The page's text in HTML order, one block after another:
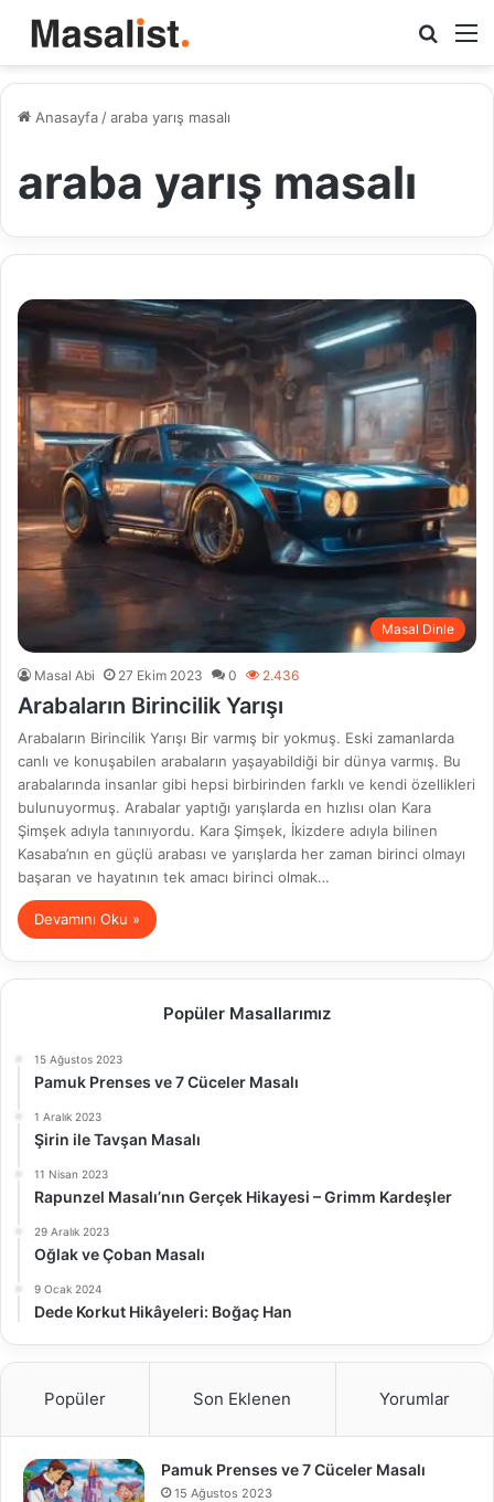
Arama
yap
Anasayfa /araba yarış masalı
araba yarış masalı
Masal Dinle
Masal Abi 27 Ekim 2023 0 2.436
Arabaların Birincilik Yarışı
Arabaların Birincilik Yarışı Bir varmış bir yokmuş. Eski zamanlarda
canlı ve konuşabilen arabaların yaşayabildiği bir dünya varmış. Bu
arabalarında insanlar gibi hepsi birbirinden farklı ve kendi özellikleri
bulunuyormuş. Arabalar yaptığı yarışlarda en hızlısı olan Kara
Şimşek adıyla tanınıyordu. Kara Şimşek, İkizdere adıyla bilinen
Kasaba’nın en güçlü arabası ve yarışlarda her zaman birinci olmayı
başaran ve hayatının tek amacı birinci olmak…
Devamını Oku »
Popüler Masallarımız
15 Ağustos 2023
Pamuk Prenses ve 7 Cüceler Masalı
1 Aralık 2023
Şirin ile Tavşan Masalı
11 Nisan 2023
Rapunzel Masalı’nın Gerçek Hikayesi – Grimm Kardeşler
29 Aralık 2023
Oğlak ve Çoban Masalı
9 Ocak 2024
Dede Korkut Hikâyeleri: Boğaç Han
Popüler Son Eklenen Yorumlar
Pamuk Prenses ve 7 Cüceler Masalı
15 Ağustos 2023